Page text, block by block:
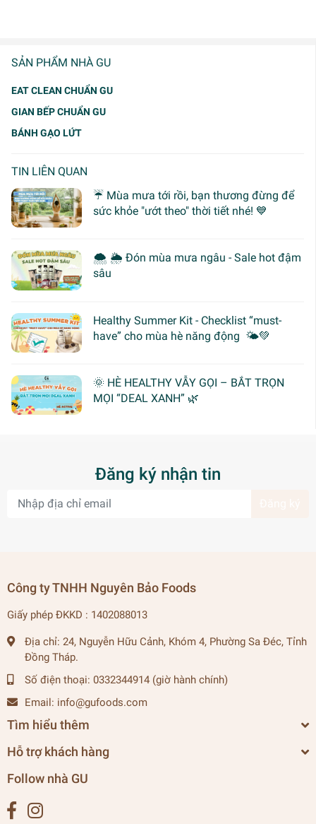
SẢN PHẨM NHÀ GU
EAT CLEAN CHUẨN GU
GIAN BẾP CHUẨN GU
BÁNH GẠO LỨT
TIN LIÊN QUAN
☔ Mùa mưa tới rồi, bạn thương đừng để
sức khỏe "ướt theo" thời tiết nhé! 💙
🌨 🌦 Đón mùa mưa ngâu - Sale hot đậm
sâu
Healthy Summer Kit - Checklist “must-
have” cho mùa hè năng động 🌤️💚
🌞 HÈ HEALTHY VẪY GỌI – BẮT TRỌN
MỌI “DEAL XANH” 🌿
Đăng ký nhận tin
Công ty TNHH Nguyên Bảo Foods
Giấy phép ĐKKD : 1402088013
Địa chỉ: 24, Nguyễn Hữu Cảnh, Khóm 4, Phường Sa Đéc, Tỉnh
Đồng Tháp.
Số điện thoại: 0332344914 (giờ hành chính)
Email: info@gufoods.com
Tìm hiểu thêm
Hỗ trợ khách hàng
Follow nhà GU